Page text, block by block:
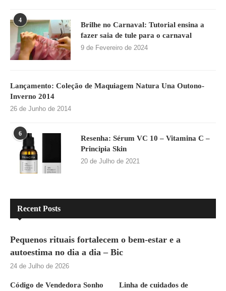
4
Brilhe no Carnaval: Tutorial ensina a
fazer saia de tule para o carnaval
9 de Fevereiro de 2024
Lançamento: Coleção de Maquiagem Natura Una Outono-
Inverno 2014
26 de Junho de 2014
6
Resenha: Sérum VC 10 – Vitamina C –
Principia Skin
20 de Julho de 2021
Recent Posts
Pequenos rituais fortalecem o bem-estar e a
autoestima no dia a dia – Bic
24 de Julho de 2026
Código de Vendedora Sonho
Linha de cuidados de